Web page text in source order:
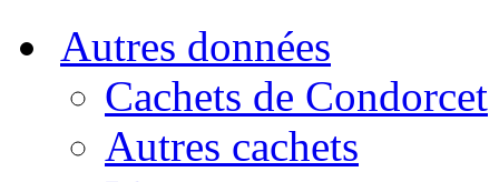
Autres données
Cachets de Condorcet
Autres cachets